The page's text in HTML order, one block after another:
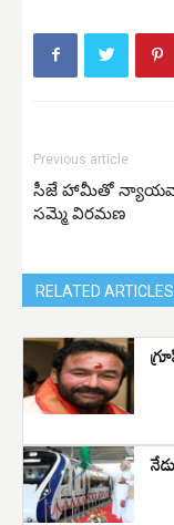
Previous article
సీజే హామీతో
సమ్మె విరమణ
RELATED ARTICLES